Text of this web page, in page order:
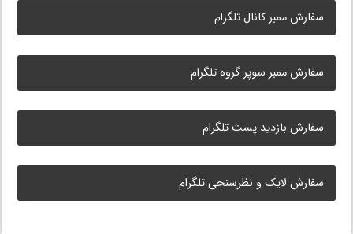
سفارش ممبر کانال تلگرام
سفارش ممبر سوپر گروه تلگرام
سفارش بازدید پست تلگرام
سفارش لایک و نظرسنجی تلگرام